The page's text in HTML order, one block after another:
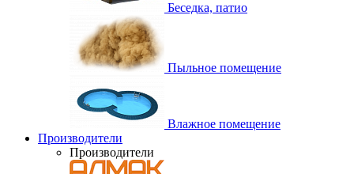
Беседка, патио
Пыльное помещение
Влажное помещение
Производители
Производители